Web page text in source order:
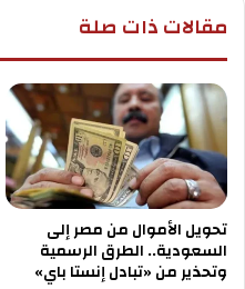
مقالات ذات صلة
تحويل الأموال من مصر إلى
السعودية.. الطرق الرسمية
وتحذير من «تبادل إنستا باي»